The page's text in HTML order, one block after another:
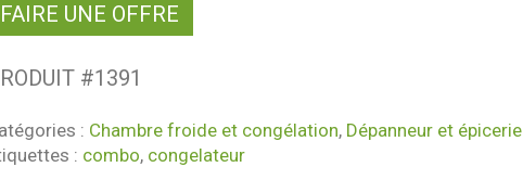
FAIRE UNE OFFRE
#1391
: Chambre froide et congélation, Dépanneur et épicerie
: combo, congelateur